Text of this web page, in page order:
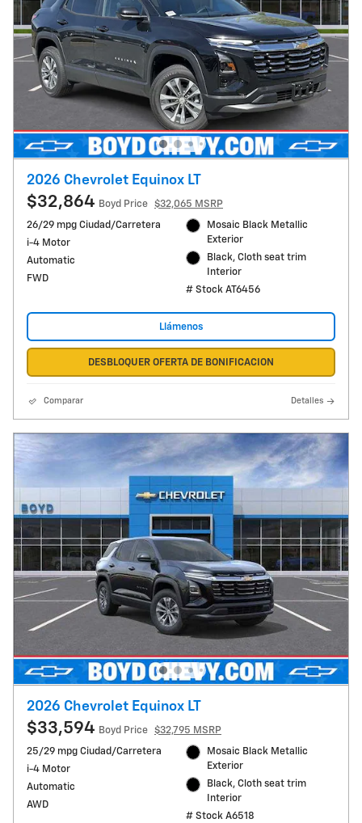
2026 Chevrolet Equinox LT
$32,864 Boyd Price
$32,065 MSRP
26/29 mpg Ciudad/Carretera
i-4 Motor
Automatic
FWD
Mosaic Black Metallic
Exterior
Black, Cloth seat trim
Interior
# Stock AT6456
Llámenos
DESBLOQUER OFERTA DE BONIFICACION
Comparar Detalles
2026 Chevrolet Equinox LT
$33,594 Boyd Price
$32,795 MSRP
25/29 mpg Ciudad/Carretera
i-4 Motor
Automatic
AWD
Mosaic Black Metallic
Exterior
Black, Cloth seat trim
Interior
# Stock A6518